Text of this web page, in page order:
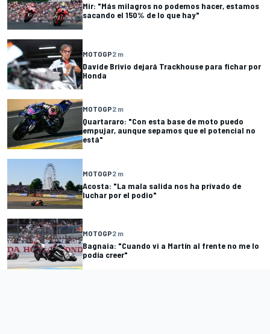
Mir: "Más milagros no podemos hacer, estamos
sacando el 150% de lo que hay"
MOTOGP2 m
Davide Brivio dejará Trackhouse para fichar por
Honda
MOTOGP2 m
Quartararo: "Con esta base de moto puedo
empujar, aunque sepamos que el potencial no
está"
MOTOGP2 m
Acosta: "La mala salida nos ha privado de
luchar por el podio"
MOTOGP2 m
Bagnaia: "Cuando vi a Martín al frente no me lo
podía creer"